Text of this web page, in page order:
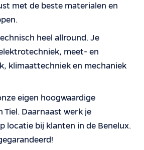
met de beste materialen en
heel allround. Je
meet- en
klimaattechniek en mechaniek
eigen hoogwaardige
Tiel. Daarnaast werk je
locatie bij klanten in de Benelux.